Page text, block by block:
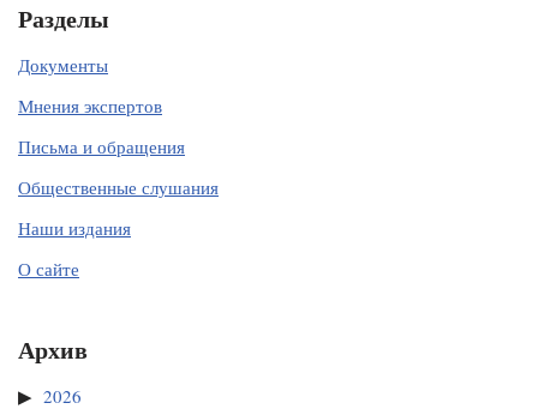
Разделы
Документы
Мнения экспертов
Письма и обращения
Общественные слушания
Наши издания
О сайте
Архив
2026